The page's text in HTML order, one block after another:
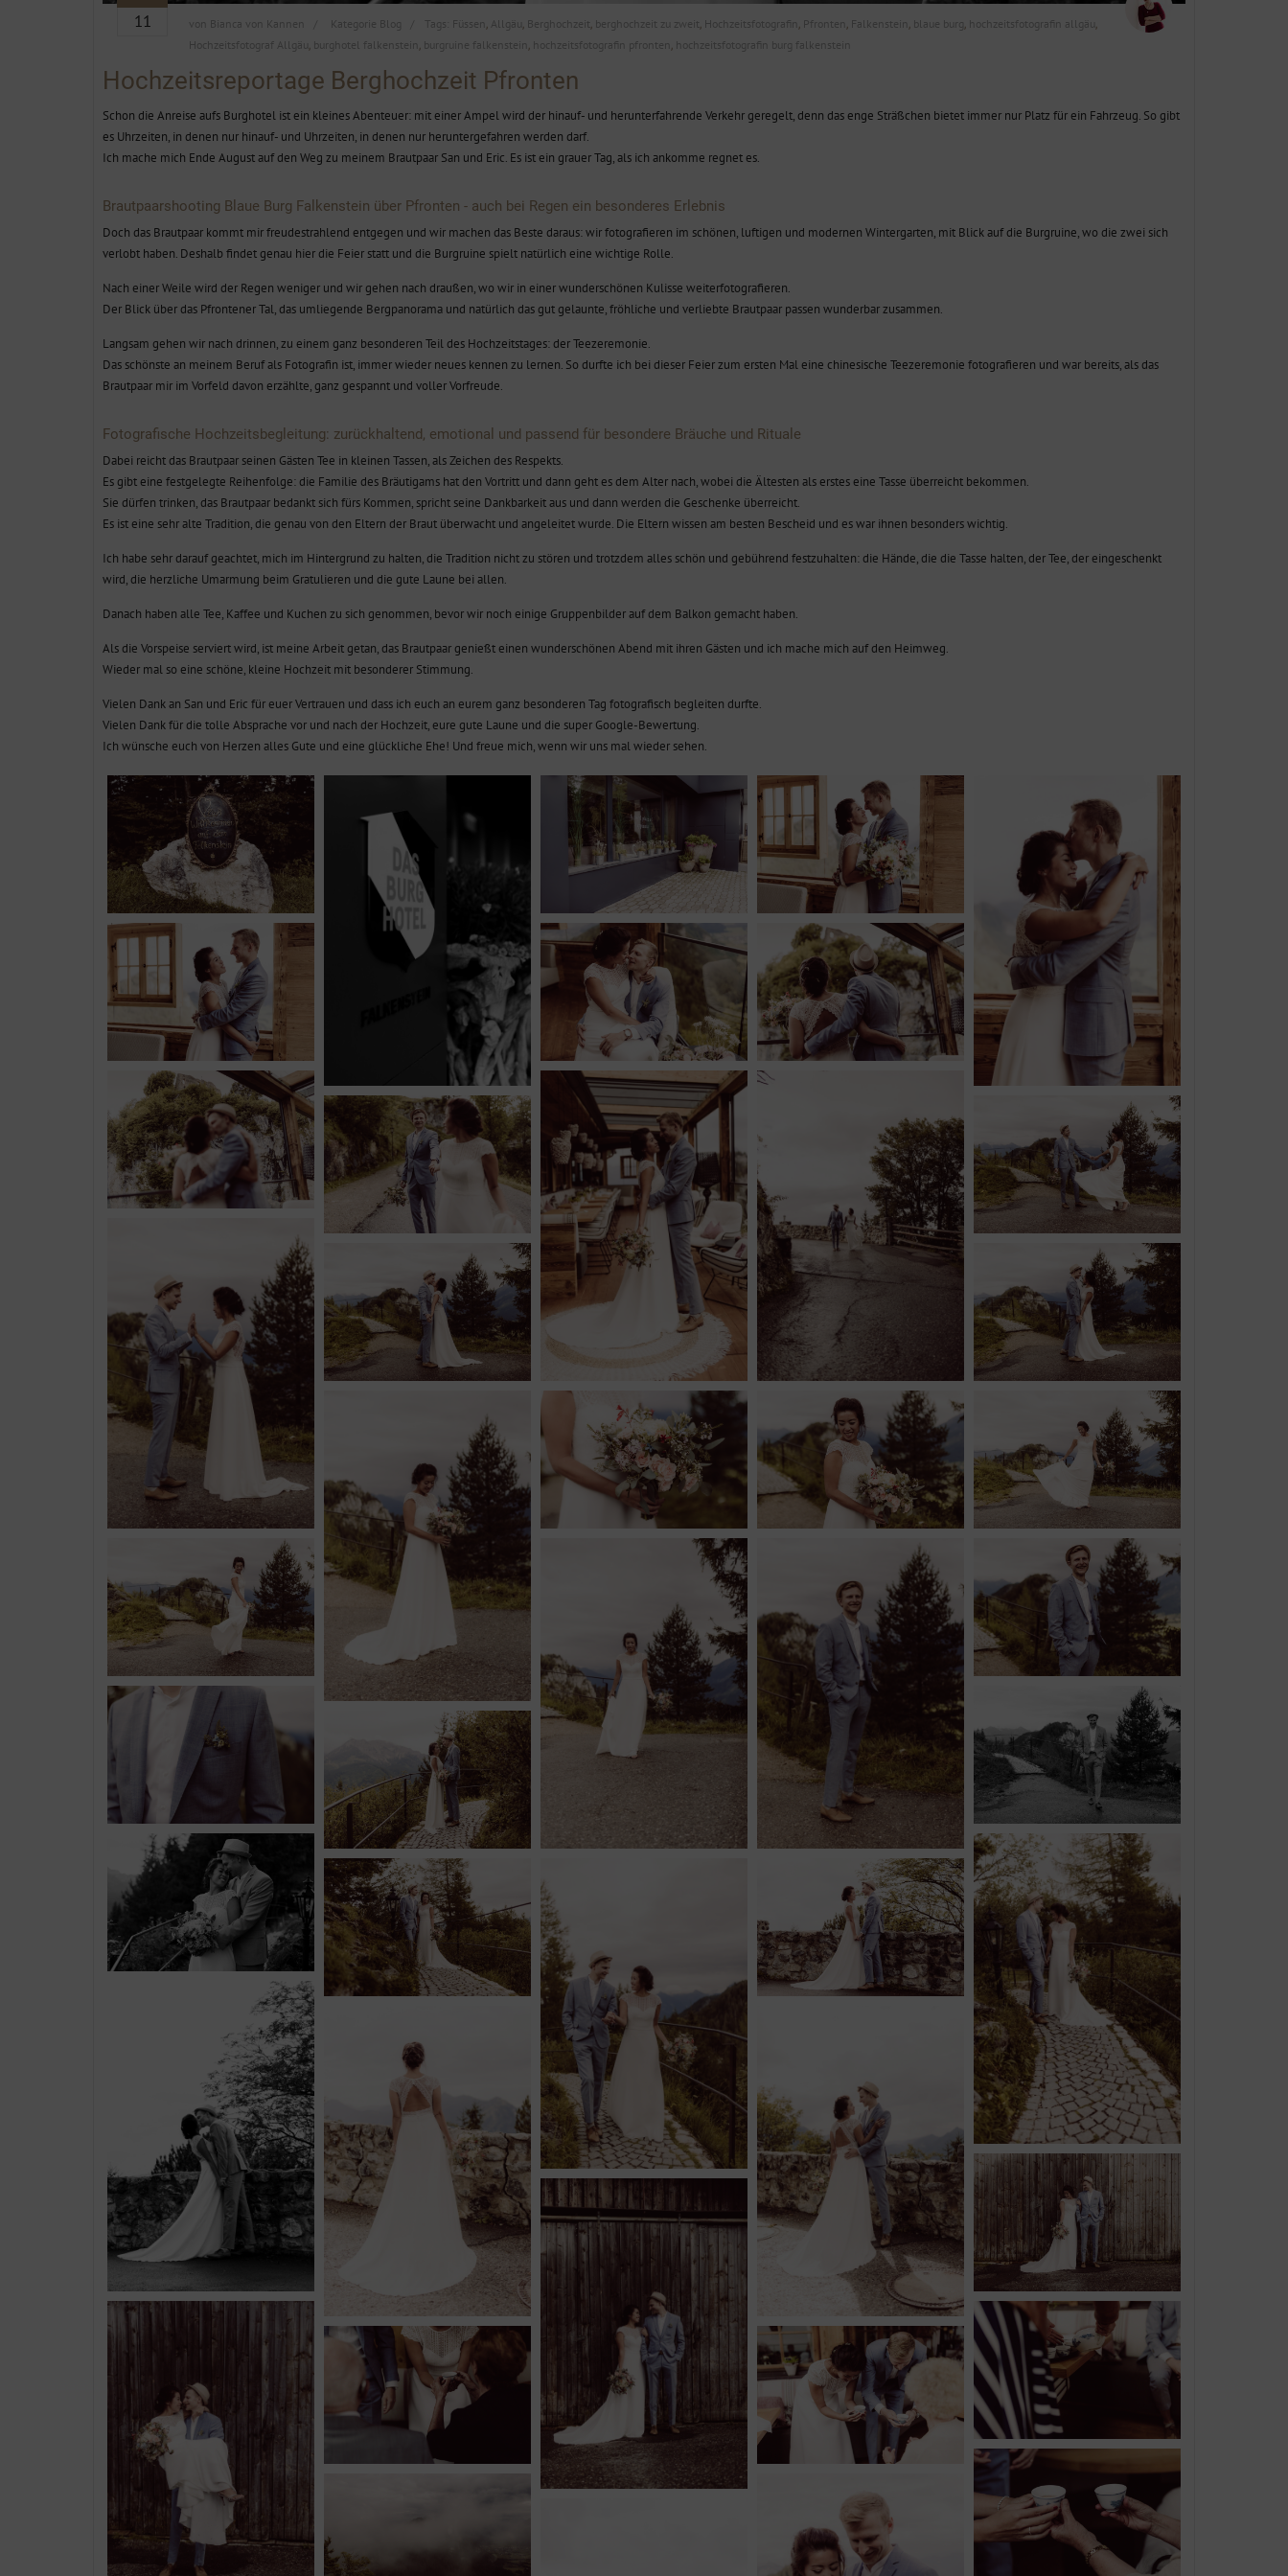
11 von Bianca von Kannen Kategorie Blog Tags: Füssen , Allgäu , Berghochzeit, berghochzeit zu zweit, Hochzeitsfotografin , Pfronten , Falkenstein , blaue burg , hochzeitsfotografin allgäu ,
Hochzeitsfotograf Allgäu , burghotel falkenstein , burgruine falkenstein , hochzeitsfotografin pfronten , hochzeitsfotografin burg falkenstein
Hochzeitsreportage Berghochzeit Pfronten
Schon die Anreise aufs Burghotel ist ein kleines Abenteuer: mit einer Ampel wird der hinauf- und herunterfahrende Verkehr geregelt, denn das enge Sträßchen bietet immer nur Platz für ein Fahrzeug. So gibt
es Uhrzeiten, in denen nur hinauf- und Uhrzeiten, in denen nur heruntergefahren werden darf.
Ich mache mich Ende August auf den Weg zu meinem Brautpaar San und Eric. Es ist ein grauer Tag, als ich ankomme regnet es.
Brautpaarshooting Blaue Burg Falkenstein über Pfronten - auch bei Regen ein besonderes Erlebnis
Doch das Brautpaar kommt mir freudestrahlend entgegen und wir machen das Beste daraus: wir fotografieren im schönen, luftigen und modernen Wintergarten, mit Blick auf die Burgruine, wo die zwei sich
verlobt haben. Deshalb findet genau hier die Feier statt und die Burgruine spielt natürlich eine wichtige Rolle.
Nach einer Weile wird der Regen weniger und wir gehen nach draußen, wo wir in einer wunderschönen Kulisse weiterfotografieren.
Der Blick über das Pfrontener Tal, das umliegende Bergpanorama und natürlich das gut gelaunte, fröhliche und verliebte Brautpaar passen wunderbar zusammen.
Langsam gehen wir nach drinnen, zu einem ganz besonderen Teil des Hochzeitstages: der Teezeremonie.
Das schönste an meinem Beruf als Fotografin ist, immer wieder neues kennen zu lernen. So durfte ich bei dieser Feier zum ersten Mal eine chinesische Teezeremonie fotografieren und war bereits, als das
Brautpaar mir im Vorfeld davon erzählte, ganz gespannt und voller Vorfreude.
Fotografische Hochzeitsbegleitung: zurückhaltend, emotional und passend für besondere Bräuche und Rituale
Dabei reicht das Brautpaar seinen Gästen Tee in kleinen Tassen, als Zeichen des Respekts.
Es gibt eine festgelegte Reihenfolge: die Familie des Bräutigams hat den Vortritt und dann geht es dem Alter nach, wobei die Ältesten als erstes eine Tasse überreicht bekommen.
Sie dürfen trinken, das Brautpaar bedankt sich fürs Kommen, spricht seine Dankbarkeit aus und dann werden die Geschenke überreicht.
Es ist eine sehr alte Tradition, die genau von den Eltern der Braut überwacht und angeleitet wurde. Die Eltern wissen am besten Bescheid und es war ihnen besonders wichtig.
Ich habe sehr darauf geachtet, mich im Hintergrund zu halten, die Tradition nicht zu stören und trotzdem alles schön und gebührend festzuhalten: die Hände, die die Tasse halten, der Tee, der eingeschenkt
wird, die herzliche Umarmung beim Gratulieren und die gute Laune bei allen.
Danach haben alle Tee, Kaffee und Kuchen zu sich genommen, bevor wir noch einige Gruppenbilder auf dem Balkon gemacht haben.
Als die Vorspeise serviert wird, ist meine Arbeit getan, das Brautpaar genießt einen wunderschönen Abend mit ihren Gästen und ich mache mich auf den Heimweg.
Wieder mal so eine schöne, kleine Hochzeit mit besonderer Stimmung.
Vielen Dank an San und Eric für euer Vertrauen und dass ich euch an eurem ganz besonderen Tag fotografisch begleiten durfte.
Vielen Dank für die tolle Absprache vor und nach der Hochzeit, eure gute Laune und die super Google-Bewertung.
Ich wünsche euch von Herzen alles Gute und eine glückliche Ehe! Und freue mich, wenn wir uns mal wieder sehen.